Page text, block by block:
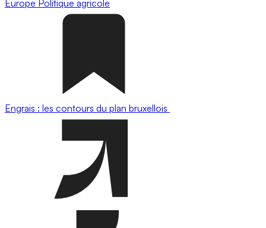
Europe Politique agricole
Engrais : les contours du plan bruxellois